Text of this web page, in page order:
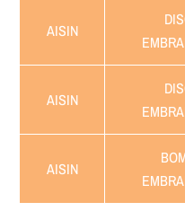
AISIN
AISIN
AISIN